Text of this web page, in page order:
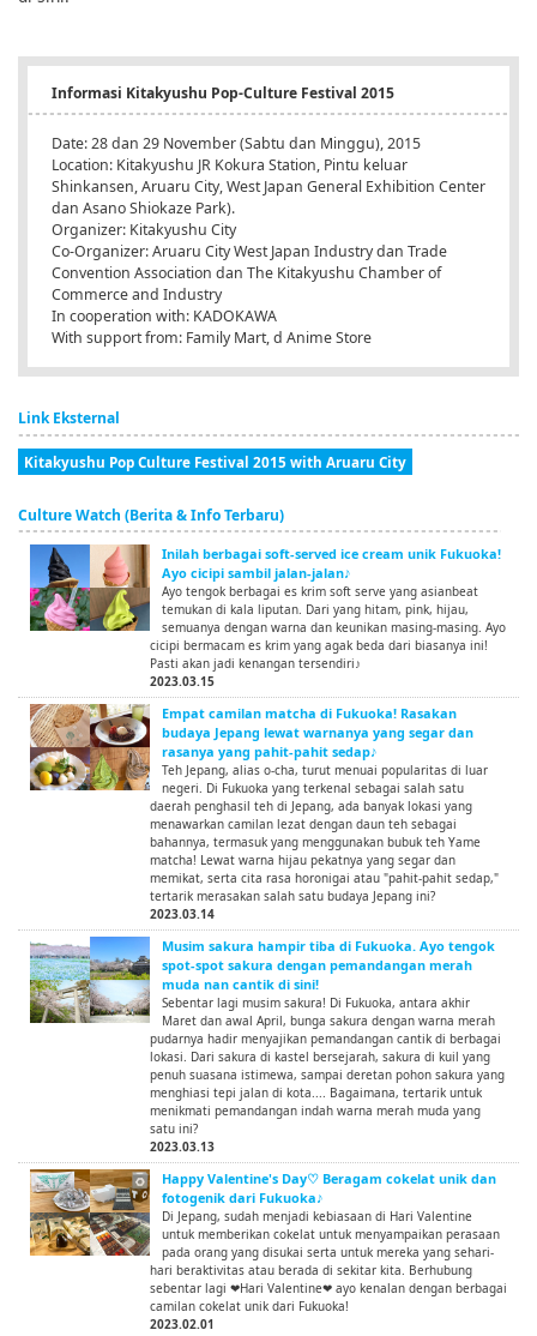
Informasi Kitakyushu Pop-Culture Festival 2015
Date: 28 dan 29 November (Sabtu dan Minggu), 2015
Location: Kitakyushu JR Kokura Station, Pintu keluar
Shinkansen, Aruaru City, West Japan General Exhibition Center
dan Asano Shiokaze Park).
Organizer: Kitakyushu City
Co-Organizer: Aruaru City West Japan Industry dan Trade
Convention Association dan The Kitakyushu Chamber of
Commerce and Industry
In cooperation with: KADOKAWA
With support from: Family Mart, d Anime Store
Link Eksternal
Kitakyushu Pop Culture Festival 2015 with Aruaru City
Culture Watch (Berita & Info Terbaru)
Inilah berbagai soft-served ice cream unik Fukuoka!
Ayo cicipi sambil jalan-jalan♪
Ayo tengok berbagai es krim soft serve yang asianbeat
temukan di kala liputan. Dari yang hitam, pink, hijau,
semuanya dengan warna dan keunikan masing-masing. Ayo
cicipi bermacam es krim yang agak beda dari biasanya ini!
Pasti akan jadi kenangan tersendiri♪
2023.03.15
Empat camilan matcha di Fukuoka! Rasakan
budaya Jepang lewat warnanya yang segar dan
rasanya yang pahit-pahit sedap♪
Teh Jepang, alias o-cha, turut menuai popularitas di luar
negeri. Di Fukuoka yang terkenal sebagai salah satu
daerah penghasil teh di Jepang, ada banyak lokasi yang
menawarkan camilan lezat dengan daun teh sebagai
bahannya, termasuk yang menggunakan bubuk teh Yame
matcha! Lewat warna hijau pekatnya yang segar dan
memikat, serta cita rasa horonigai atau "pahit-pahit sedap,"
tertarik merasakan salah satu budaya Jepang ini?
2023.03.14
Musim sakura hampir tiba di Fukuoka. Ayo tengok
spot-spot sakura dengan pemandangan merah
muda nan cantik di sini!
Sebentar lagi musim sakura! Di Fukuoka, antara akhir
Maret dan awal April, bunga sakura dengan warna merah
pudarnya hadir menyajikan pemandangan cantik di berbagai
lokasi. Dari sakura di kastel bersejarah, sakura di kuil yang
penuh suasana istimewa, sampai deretan pohon sakura yang
menghiasi tepi jalan di kota.... Bagaimana, tertarik untuk
menikmati pemandangan indah warna merah muda yang
satu ini?
2023.03.13
Happy Valentine's Day♡ Beragam cokelat unik dan
fotogenik dari Fukuoka♪
Di Jepang, sudah menjadi kebiasaan di Hari Valentine
untuk memberikan cokelat untuk menyampaikan perasaan
pada orang yang disukai serta untuk mereka yang sehari-
hari beraktivitas atau berada di sekitar kita. Berhubung
sebentar lagi ❤Hari Valentine❤ ayo kenalan dengan berbagai
camilan cokelat unik dari Fukuoka!
2023.02.01